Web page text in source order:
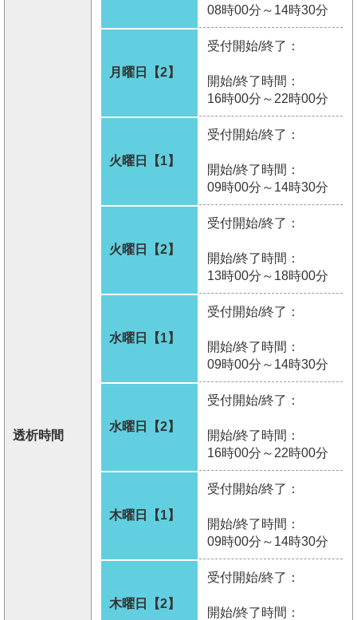
透析時間
08時00分～14時30分
月曜日【2】
受付開始/終了：
開始/終了時間：
16時00分～22時00分
火曜日【1】
受付開始/終了：
開始/終了時間：
09時00分～14時30分
火曜日【2】
受付開始/終了：
開始/終了時間：
13時00分～18時00分
水曜日【1】
受付開始/終了：
開始/終了時間：
09時00分～14時30分
水曜日【2】
受付開始/終了：
開始/終了時間：
16時00分～22時00分
木曜日【1】
受付開始/終了：
開始/終了時間：
09時00分～14時30分
木曜日【2】
受付開始/終了：
開始/終了時間：